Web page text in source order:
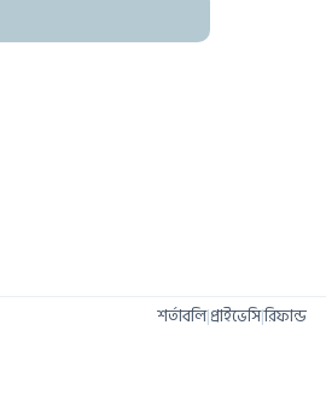
শর্তাবলি|প্রাইভেসি|রিফান্ড